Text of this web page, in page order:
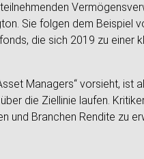
Sie folgen dem Beispiel
die sich 2019 zu
Managers“ vorsieht, ist
die Ziellinie laufen.
und Branchen Rendite zu